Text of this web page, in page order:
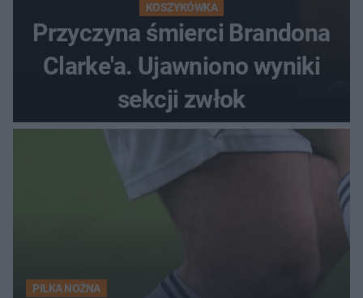
KOSZYKÓWKA
Przyczyna śmierci Brandona
Clarke'a. Ujawniono wyniki
sekcji zwłok
PIŁKA NOŻNA